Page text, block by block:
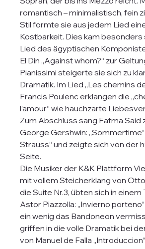
romantisch – minimalistisch, fein
Stil formte sie aus jedem Lied
Kostbarkeit. Dies kam besonders
Lied des ägyptischen
El Din „Against whom?“ zur
Pianissimi steigerte sie sich zu
Dramatik. Im Lied „Les chemins de
Francis Poulenc erklangen die
l’amour“ wie hauchzarte
Zum Abschluss sang Fatma Said
George Gershwin: „Sommertime“
Strauss“ und zeigte sich von der
Seite.
Die Musiker der K&K Plattform
mit vollem Steicherklang von
die Suite Nr.3, übten sich in einem
Astor Piazzolla: „Invierno
ein wenig das Bandoneon
griffen in die volle Dramatik bei
von Manuel de Falla